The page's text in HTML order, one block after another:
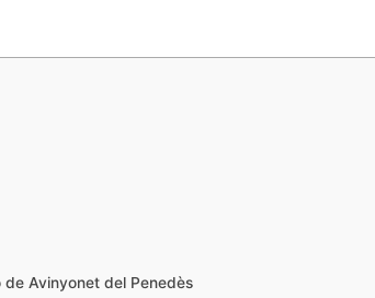
Avinyonet del Penedès